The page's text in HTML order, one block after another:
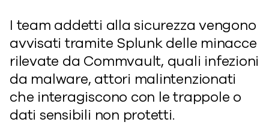
I team addetti alla sicurezza vengono
avvisati tramite Splunk delle minacce
rilevate da Commvault, quali infezioni
da malware, attori malintenzionati
che interagiscono con le trappole o
dati sensibili non protetti.